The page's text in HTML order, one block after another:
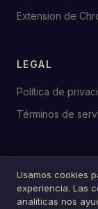
Extension de
LEGAL
Política de
Términos de
Hecho
Usamos cookies
experiencia. Las
analíticas nos